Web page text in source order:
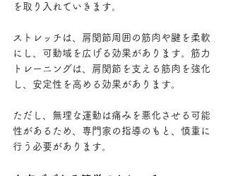
を取り入れていきます。
ストレッチは、肩関節周囲の筋肉や腱を柔軟
にし、可動域を広げる効果があります。筋力
トレーニングは、肩関節を支える筋肉を強化
し、安定性を高める効果があります。
ただし、無理な運動は痛みを悪化させる可能
性があるため、専門家の指導のもと、慎重に
行う必要があります。